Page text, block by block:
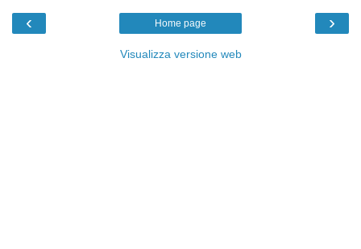
‹ ›
Home page
Visualizza versione web